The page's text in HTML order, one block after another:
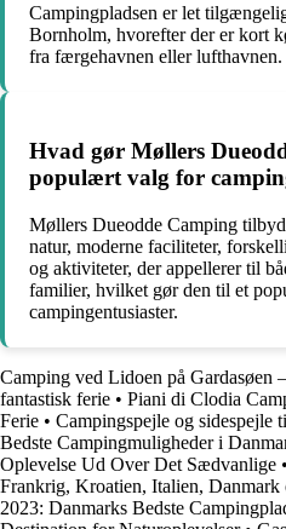
Campingpladsen er let
Bornholm, hvorefter der er kort
fra færgehavnen eller lufthavnen.
Hvad gør Møllers
populært valg for
Møllers Dueodde Camping
natur, moderne faciliteter,
og aktiviteter, der appellerer til
familier, hvilket gør den til et
campingentusiaster.
Camping ved Lidoen på Gardasøen
fantastisk ferie • Piani di Clodia
Ferie • Campingspejle og sidespejle
Bedste Campingmuligheder i
Oplevelse Ud Over Det Sædvanlige •
Frankrig, Kroatien, Italien, Danmark
2023: Danmarks Bedste